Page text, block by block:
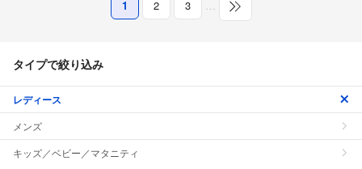
1 2 3 …
タイプで絞り込み
レディース
メンズ
キッズ／ベビー／マタニティ